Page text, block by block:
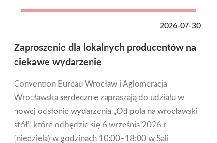
2026-07-30
Zaproszenie dla lokalnych producentów na
ciekawe wydarzenie
Convention Bureau Wrocław i Aglomeracja
Wrocławska serdecznie zapraszają do udziału w
nowej odsłonie wydarzenia „Od pola na wrocławski
stół”, które odbędzie się 6 września 2026 r.
(niedziela) w godzinach 10:00–18:00 w Sali